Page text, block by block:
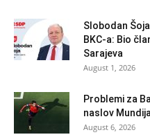
Slobodan
BKC-a: Bio
Sarajeva
August 1, 2026
Problemi za
naslov
August 6, 2026